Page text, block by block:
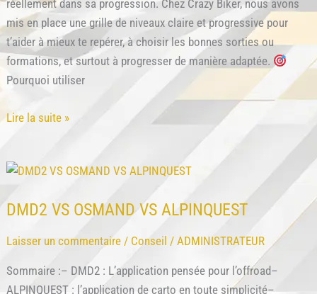
réellement dans sa progression. Chez Crazy Biker, nous avons
mis en place une grille de niveaux claire et progressive pour
t’aider à mieux te repérer, à choisir les bonnes sorties ou
formations, et surtout à progresser de manière adaptée.
Pourquoi utiliser
Évaluer
en
trail
(grille
1-
Lire la suite »
DMD2 VS OSMAND VS ALPINQUEST
Laisser un commentaire / Conseil /ADMINISTRATEUR
Sommaire :– DMD2 : L’application pensée pour l’offroad–
ALPINQUEST : l’application de carto en toute simplicité–